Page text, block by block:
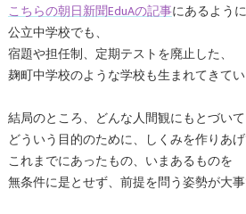
こちらの朝日新聞EduAの記事にあるように
公立中学校でも、
宿題や担任制、定期テストを廃止した、
麹町中学校のような学校も生まれてきてい
結局のところ、どんな人間観にもとづいて
どういう目的のために、しくみを作りあげ
これまでにあったもの、いまあるものを
無条件に是とせず、前提を問う姿勢が大事